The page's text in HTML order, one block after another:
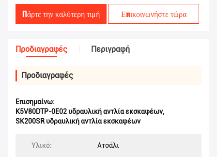
Πάρτε την καλύτερη τιμή Επικοινωνήστε τώρα
Προδιαγραφές Περιγραφή
Προδιαγραφές
Επισημαίνω:
K5V80DTP-0E02 υδραυλική αντλία εκσκαφέων,
SK200SR υδραυλική αντλία εκσκαφέων
Υλικό: Ατσάλι